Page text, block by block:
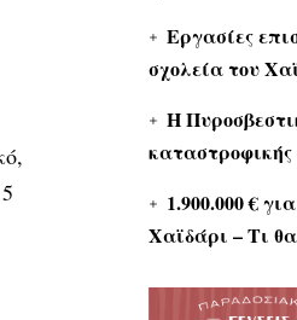
Εργασίες
σχολεία του
Η
1.900.000 €
Χαϊδάρι – Τι